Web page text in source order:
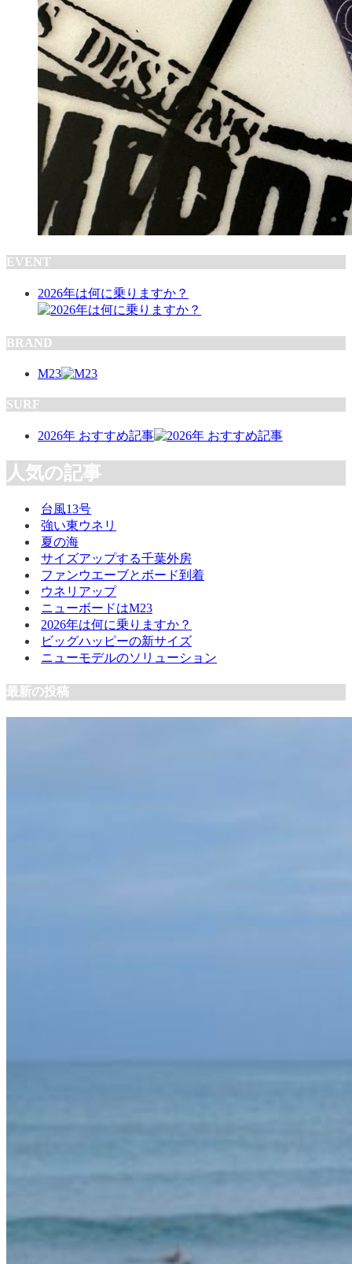
EVENT
2026年は何に乗りますか？
BRAND
M23
SURF
2026年 おすすめ記事
人気の記事
台風13号
強い東ウネリ
夏の海
サイズアップする千葉外房
ファンウエーブとボード到着
ウネリアップ
ニューボードはM23
2026年は何に乗りますか？
ビッグハッピーの新サイズ
ニューモデルのソリューション
最新の投稿